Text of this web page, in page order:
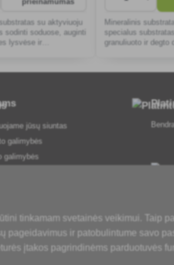
prieinamumas
su aktyviuoju
sodinti soduose, auginti
lysvėse ir
Mineralinis
specialus
granuliuoto ir degto
jūsų siuntas
galimybės
galimybės
apžvalga
politika
tinkamam svetainės veikimui. Taip
ir patobulintume savo
įtakos pagrindinėms parduotuvės